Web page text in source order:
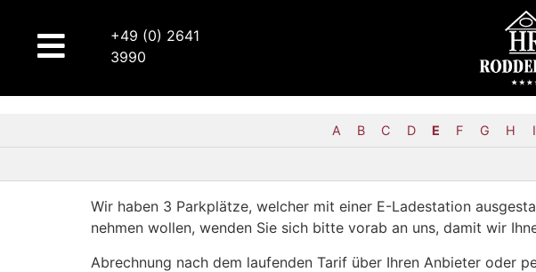
+49 (0) 2641
3990
A B C D E F G H I
Wir haben 3 Parkplätze, welcher mit einer E-Ladestation
nehmen wollen, wenden Sie sich bitte vorab an uns, damit wir
Abrechnung nach dem laufenden Tarif über Ihren Anbieter oder